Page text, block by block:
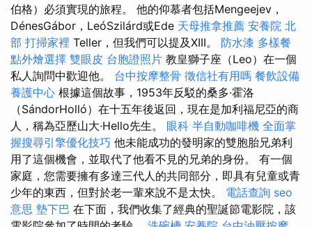
伯格）必須實現的旅程。 他的仰慕者包括Mengeejev，
DénesGábor，LeóSzilárd或Ede 天母推拿推薦 安養院 北
部 打掃家裡 Teller，但我們可以提及XIII。 防水漆 多樣餐
點外燴選擇 雙眼皮 台胞證照片 教皇獅子座（Leo）在一個
私人詢問中歡迎他。 台中按摩整骨 徵信社有用嗎 餐飲設備
養護中心 根據這個故事，1953年反駁的桑多·霍洛
（SándorHolló）在十五年後返回，現在是加利福尼亞的商
人，稱為亞歷山大·Hello先生。 眼科 半自動咖啡機 全面掌
握搜尋引擎優化技巧 他未能成功的發明家的雙胞胎兄弟利
用了這個機會，並取代了他看不見的兄弟的身份。 有一個
家庭，您需要擁有多達三代人的共同部分，即具有兒童或青
少年的東西，但對於老一輩來說不是太快。 電話查詢 seo
意思 墊下巴 在下面，我們收集了經典的聖誕節電影院，該